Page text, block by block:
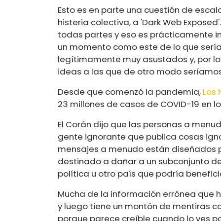
Esto es en parte una cuestión de
histeria colectiva, a 'Dark Web
todas partes y eso es prácticamente
un momento como este de lo que
legítimamente muy asustados y, por
ideas a las que de otro modo
Desde que comenzó la pandemia, Los
23 millones de casos de COVID-19 en
El Corán dijo que las personas a
gente ignorante que publica cosas
mensajes a menudo están diseñados
destinado a dañar a un subconjunto
política u otro país que podría
Mucha de la información errónea que
y luego tiene un montón de mentiras
porque parece creíble cuando lo ves